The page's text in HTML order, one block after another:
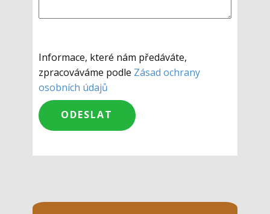
Informace, které nám předáváte,
zpracováváme podle Zásad ochrany
osobních údajů